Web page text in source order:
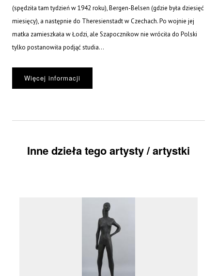
(spędziła tam tydzień w 1942 roku), Bergen-Belsen (gdzie była dziesięć
miesięcy), a następnie do Theresienstadt w Czechach. Po wojnie jej
matka zamieszkała w Łodzi, ale Szapocznikow nie wróciła do Polski
tylko postanowiła podjąć studia...
Więcej informacji
Inne dzieła tego artysty / artystki